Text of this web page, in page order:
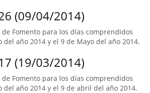
(09/04/2014)
Fomento para los días comprendidos
año 2014 y el 9 de Mayo del año 2014.
(19/03/2014)
Fomento para los días comprendidos
del año 2014 y el 9 de abril del año 2014.